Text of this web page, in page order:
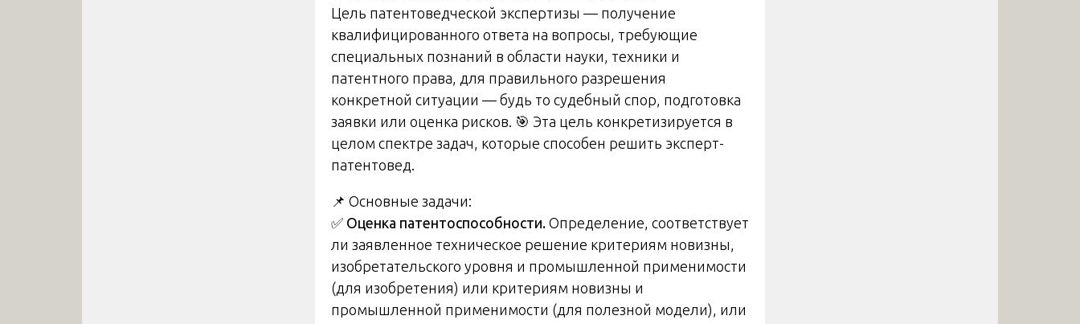
Цель патентоведческой экспертизы — получение
квалифицированного ответа на вопросы, требующие
специальных познаний в области науки, техники и
патентного права, для правильного разрешения
конкретной ситуации — будь то судебный спор, подготовка
заявки или оценка рисков. 🎯 Эта цель конкретизируется в
целом спектре задач, которые способен решить эксперт-
патентовед.
📌 Основные задачи:
✅ Оценка патентоспособности. Определение, соответствует
ли заявленное техническое решение критериям новизны,
изобретательского уровня и промышленной применимости
(для изобретения) или критериям новизны и
промышленной применимости (для полезной модели), или